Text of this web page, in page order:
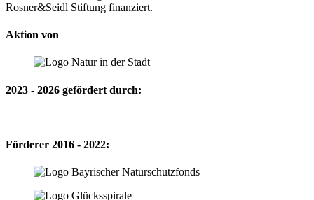
Rosner&Seidl Stiftung finanziert.
Aktion von
2023 - 2026 gefördert durch:
Förderer 2016 - 2022: